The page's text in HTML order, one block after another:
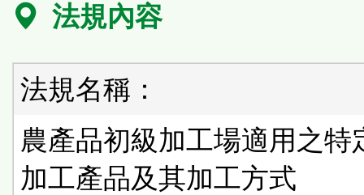
法規內容
法規名稱：
農產品初級加工場適用之特
加工產品及其加工方式